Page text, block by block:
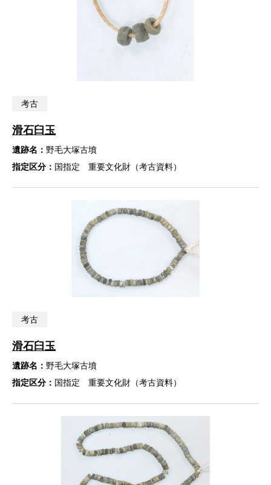
考古
滑石臼玉
遺跡名： 野毛大塚古墳
指定区分： 国指定 重要文化財（考古資料）
考古
滑石臼玉
遺跡名： 野毛大塚古墳
指定区分： 国指定 重要文化財（考古資料）